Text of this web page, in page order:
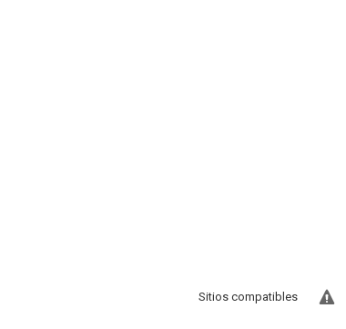
Sitios compatibles